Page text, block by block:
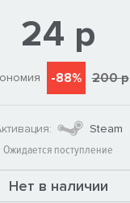
24 р
-88% 200 р
Steam
Ожидается поступление
Нет в наличии